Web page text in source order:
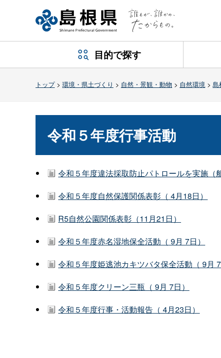
目的で探す
トップ> 環境・県土づくり > 自然・景観・動物 > 自然環境 > 島
令和５年度行事活動
令和５年度違法採取防止パトロールを実施（
令和５年度自然保護関係表彰（ 4月18日）
R5自然公園関係表彰（11月21日）
令和５年度赤名湿地保全活動（ 9月 7日）
令和５年度姫逃池カキツバタ保全活動（ 9月
令和５年度クリーン三瓶（ 9月 7日）
令和５年度行事・活動報告（ 4月23日）